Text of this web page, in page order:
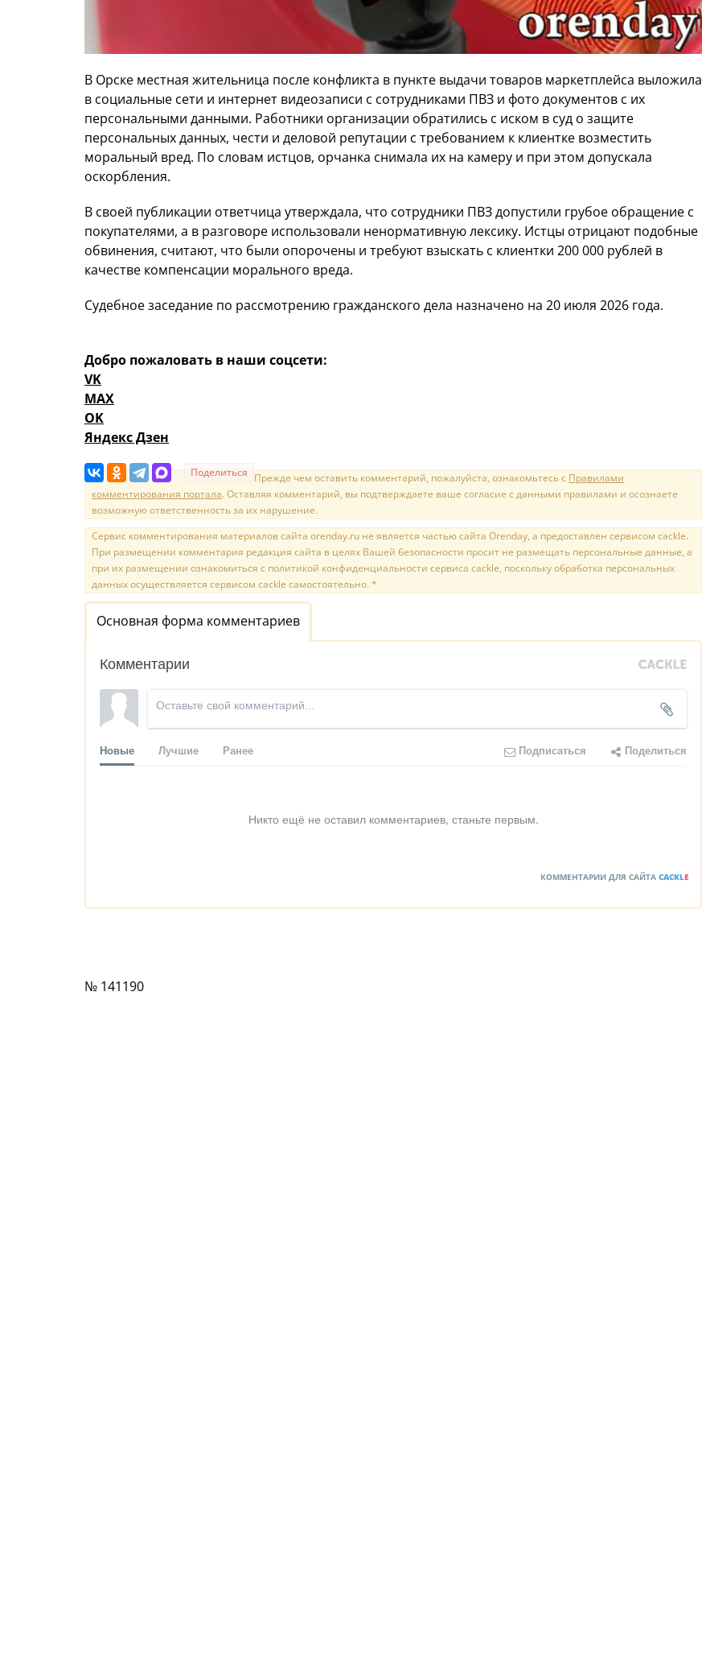
В Орске местная жительница после конфликта в пункте выдачи товаров маркетплейса выложила
в социальные сети и интернет видеозаписи с сотрудниками ПВЗ и фото документов с их
персональными данными. Работники организации обратились с иском в суд о защите
персональных данных, чести и деловой репутации с требованием к клиентке возместить
моральный вред. По словам истцов, орчанка снимала их на камеру и при этом допускала
оскорбления.
В своей публикации ответчица утверждала, что сотрудники ПВЗ допустили грубое обращение с
покупателями, а в разговоре использовали ненормативную лексику. Истцы отрицают подобные
обвинения, считают, что были опорочены и требуют взыскать с клиентки 200 000 рублей в
качестве компенсации морального вреда.
Судебное заседание по рассмотрению гражданского дела назначено на 20 июля 2026 года.
Добро пожаловать в наши соцсети:
VK
MAX
OK
Яндекс Дзен
Поделиться Прежде чем оставить комментарий, пожалуйста, ознакомьтесь с Правилами
комментирования портала. Оставляя комментарий, вы подтверждаете ваше согласие с данными правилами и осознаете
возможную ответственность за их нарушение.
Сервис комментирования материалов сайта orenday.ru не является частью сайта Orenday, а предоставлен сервисом cackle.
При размещении комментария редакция сайта в целях Вашей безопасности просит не размещать персональные данные, а
при их размещении ознакомиться с политикой конфиденциальности сервиса cackle, поскольку обработка персональных
данных осуществляется сервисом cackle самостоятельно. *
Основная форма комментариев
Комментарии
Новые Лучшие Ранее Подписаться Поделиться
Никто ещё не оставил комментариев, станьте первым.
КОММЕНТАРИИ ДЛЯ САЙТА CACKLE
№ 141190